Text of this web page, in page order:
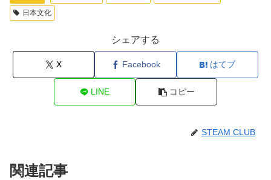
日本文化
シェアする
X Facebook はてブ
LINE コピー
STEAM CLUB
関連記事